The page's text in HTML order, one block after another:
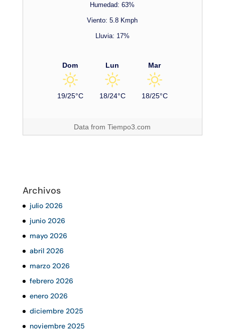
Humedad: 63%
Viento: 5.8 Kmph
Lluvia: 17%
Dom
19/25°C
Lun
18/24°C
Mar
18/25°C
Data fromTiempo3.com
Archivos
julio 2026
junio 2026
mayo 2026
abril 2026
marzo 2026
febrero 2026
enero 2026
diciembre 2025
noviembre 2025